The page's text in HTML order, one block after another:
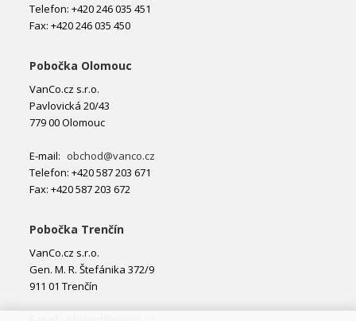
Telefon: +420 246 035 451
Fax: +420 246 035 450
Pobočka Olomouc
VanCo.cz s.r.o.
Pavlovická 20/43
779 00 Olomouc
E-mail: obchod@vanco.cz
Telefon: +420 587 203 671
Fax: +420 587 203 672
Pobočka Trenčín
VanCo.cz s.r.o.
Gen. M. R. Štefánika 372/9
911 01 Trenčín